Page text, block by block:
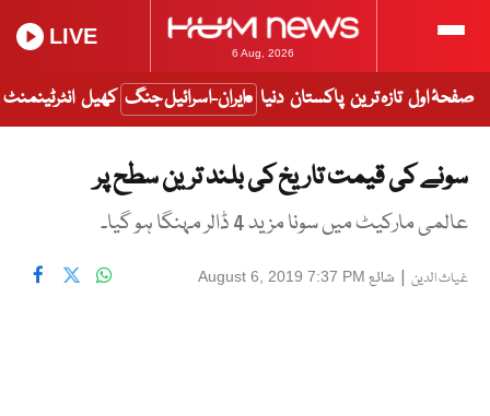
6 Aug, 2026
LIVE
صفحۂ اول تازہ ترین پاکستان دنیا ایران-اسرائیل جنگ کھیل انٹرٹینمنٹ
سونے کی قیمت تاریخ کی بلند ترین سطح پر
عالمی مارکیٹ میں سونا مزید 4 ڈالر مہنگا ہو گیا۔
غیاث الدین | شائع August 6, 2019 7:37 PM